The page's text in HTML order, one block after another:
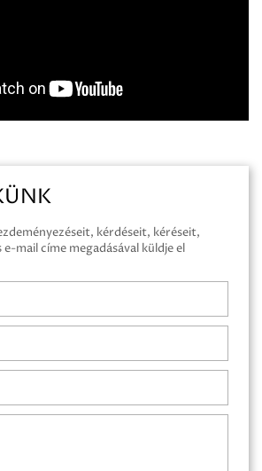
kérdéseit, kéréseit,
mail címe megadásával küldje el